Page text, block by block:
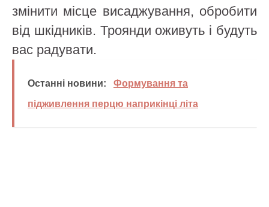
змінити місце висаджування, обробити
від шкідників. Троянди оживуть і будуть
вас радувати.
Останні новини:
Формування та
підживлення перцю наприкінці літа